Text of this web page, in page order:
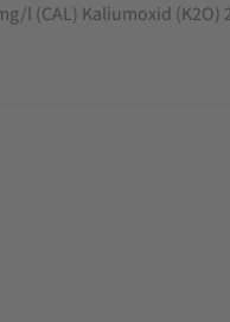
(CAL) Kaliumoxid (K2O)